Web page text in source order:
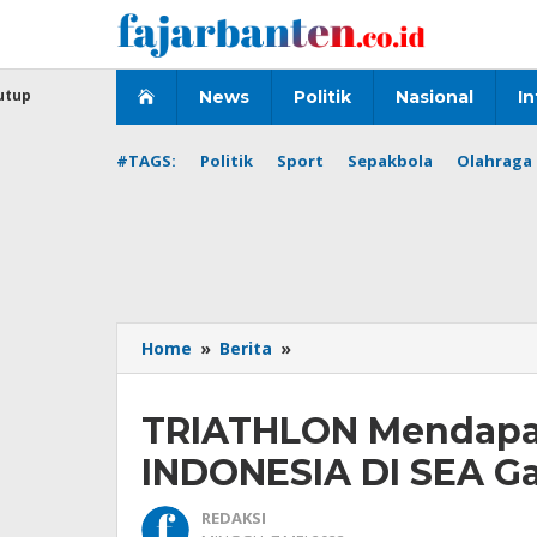
News Politik Nasional
#TAGS: Politik Sport Sepakbola
Home » Berita »
Mendapatkan
PERTAMA
INDONESIA
DI
TRIATHLON
INDONESIA DI SEA
REDAKSI